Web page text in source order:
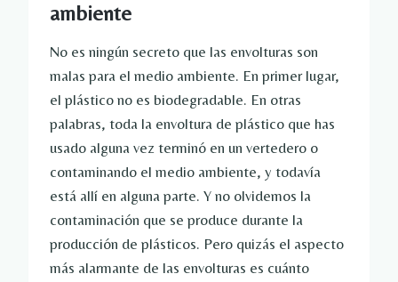
ambiente
No es ningún secreto que las envolturas son
malas para el medio ambiente. En primer lugar,
el plástico no es biodegradable. En otras
palabras, toda la envoltura de plástico que has
usado alguna vez terminó en un vertedero o
contaminando el medio ambiente, y todavía
está allí en alguna parte. Y no olvidemos la
contaminación que se produce durante la
producción de plásticos. Pero quizás el aspecto
más alarmante de las envolturas es cuánto